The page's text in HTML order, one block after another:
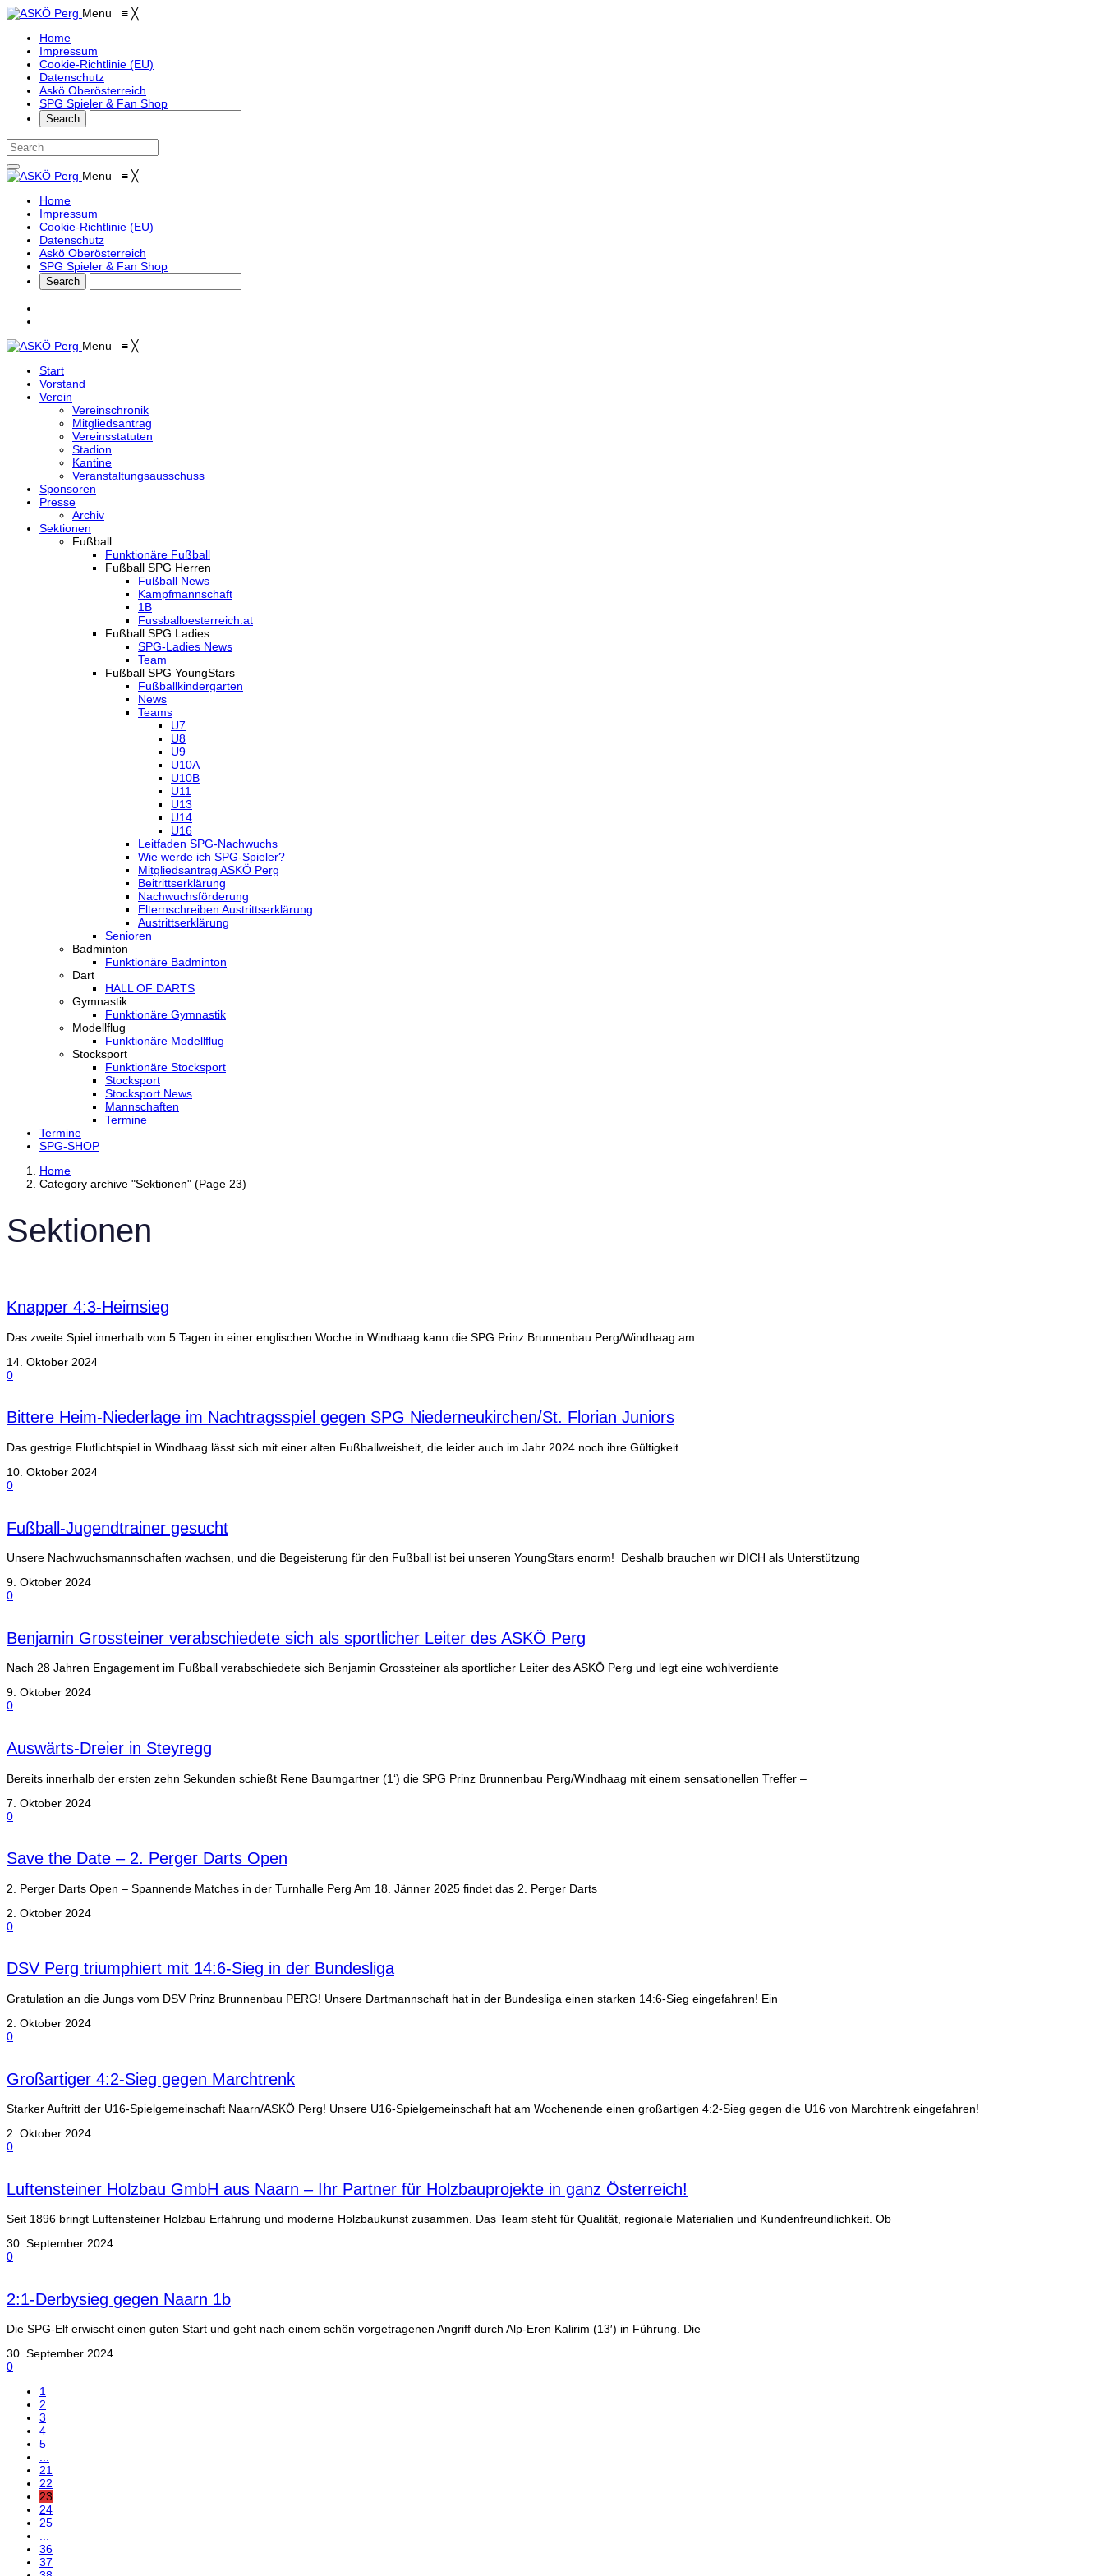
Menu ≡ ╳
Home
Impressum
Cookie-Richtlinie (EU)
Datenschutz
Askö Oberösterreich
SPG Spieler & Fan Shop
Menu ≡ ╳
Home
Impressum
Cookie-Richtlinie (EU)
Datenschutz
Askö Oberösterreich
SPG Spieler & Fan Shop
Menu ≡ ╳
Start
Vorstand
Verein
Vereinschronik
Mitgliedsantrag
Vereinsstatuten
Stadion
Kantine
Veranstaltungsausschuss
Sponsoren
Presse
Archiv
Sektionen
Fußball
Funktionäre Fußball
Fußball SPG Herren
Fußball News
Kampfmannschaft
1B
Fussballoesterreich.at
Fußball SPG Ladies
SPG-Ladies News
Team
Fußball SPG YoungStars
Fußballkindergarten
News
Teams
U7
U8
U9
U10A
U10B
U11
U13
U14
U16
Leitfaden SPG-Nachwuchs
Wie werde ich SPG-Spieler?
Mitgliedsantrag ASKÖ Perg
Beitrittserklärung
Nachwuchsförderung
Elternschreiben Austrittserklärung
Austrittserklärung
Senioren
Badminton
Funktionäre Badminton
Dart
HALL OF DARTS
Gymnastik
Funktionäre Gymnastik
Modellflug
Funktionäre Modellflug
Stocksport
Funktionäre Stocksport
Stocksport
Stocksport News
Mannschaften
Termine
Termine
SPG-SHOP
Home
Category archive "Sektionen" (Page 23)
Sektionen
Knapper 4:3-Heimsieg
Das zweite Spiel innerhalb von 5 Tagen in einer englischen Woche in Windhaag kann die SPG Prinz Brunnenbau Perg/Windhaag am
14. Oktober 2024
0
Bittere Heim-Niederlage im Nachtragsspiel gegen SPG Niederneukirchen/St. Florian Juniors
Das gestrige Flutlichtspiel in Windhaag lässt sich mit einer alten Fußballweisheit, die leider auch im Jahr 2024 noch ihre Gültigkeit
10. Oktober 2024
0
Fußball-Jugendtrainer gesucht
Unsere Nachwuchsmannschaften wachsen, und die Begeisterung für den Fußball ist bei unseren YoungStars enorm! Deshalb brauchen wir DICH als Unterstützung
9. Oktober 2024
0
Benjamin Grossteiner verabschiedete sich als sportlicher Leiter des ASKÖ Perg
Nach 28 Jahren Engagement im Fußball verabschiedete sich Benjamin Grossteiner als sportlicher Leiter des ASKÖ Perg und legt eine wohlverdiente
9. Oktober 2024
0
Auswärts-Dreier in Steyregg
Bereits innerhalb der ersten zehn Sekunden schießt Rene Baumgartner (1‘) die SPG Prinz Brunnenbau Perg/Windhaag mit einem sensationellen Treffer –
7. Oktober 2024
0
Save the Date – 2. Perger Darts Open
2. Perger Darts Open – Spannende Matches in der Turnhalle Perg Am 18. Jänner 2025 findet das 2. Perger Darts
2. Oktober 2024
0
DSV Perg triumphiert mit 14:6-Sieg in der Bundesliga
Gratulation an die Jungs vom DSV Prinz Brunnenbau PERG! Unsere Dartmannschaft hat in der Bundesliga einen starken 14:6-Sieg eingefahren! Ein
2. Oktober 2024
0
Großartiger 4:2-Sieg gegen Marchtrenk
Starker Auftritt der U16-Spielgemeinschaft Naarn/ASKÖ Perg! Unsere U16-Spielgemeinschaft hat am Wochenende einen großartigen 4:2-Sieg gegen die U16 von Marchtrenk eingefahren!
2. Oktober 2024
0
Luftensteiner Holzbau GmbH aus Naarn – Ihr Partner für Holzbauprojekte in ganz Österreich!
Seit 1896 bringt Luftensteiner Holzbau Erfahrung und moderne Holzbaukunst zusammen. Das Team steht für Qualität, regionale Materialien und Kundenfreundlichkeit. Ob
30. September 2024
0
2:1-Derbysieg gegen Naarn 1b
Die SPG-Elf erwischt einen guten Start und geht nach einem schön vorgetragenen Angriff durch Alp-Eren Kalirim (13′) in Führung. Die
30. September 2024
0
1
2
3
4
5
...
21
22
23
24
25
...
36
37